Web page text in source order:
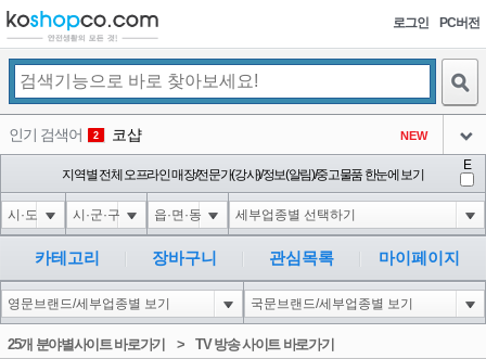
로그인 PC버전
인기 검색어 2 코샵 NEW
3 1-1 waitfor delay '0:0:15' --
아이콘
4 1-1; waitfor delay '0:0:15' --
아이콘
5 1*DBMS_PIPE.RECEIVE_MESSAGE(CHR(99)||CHR(99)||CHR(99),15)
아이콘
1
6 1-1); waitfor delay '0:0:15' --
아이콘
1
1
지역별 전체 오프라인 매장/전문가(강사)/정보(알림)/중고물품 한눈에 보기
E
카테고리 장바구니 관심목록 마이페이지
25개 분야별사이트 바로가기 > TV 방송 사이트 바로가기